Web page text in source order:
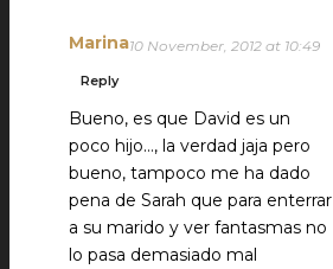
Marina10 November, 2012 at 10:49
Reply
Bueno, es que David es un
poco hijo…, la verdad jaja pero
bueno, tampoco me ha dado
pena de Sarah que para enterrar
a su marido y ver fantasmas no
lo pasa demasiado mal